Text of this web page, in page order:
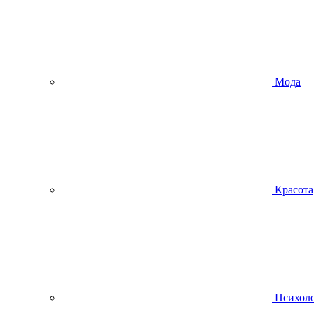
Мода
Красота